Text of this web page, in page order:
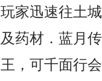
家迅速往土
药材．蓝月
，可千面行